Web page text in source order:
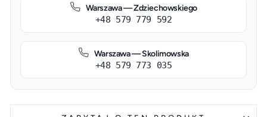
Warszawa — Zdziechowskiego
+48 579 779 592
Warszawa — Skolimowska
+48 579 773 035